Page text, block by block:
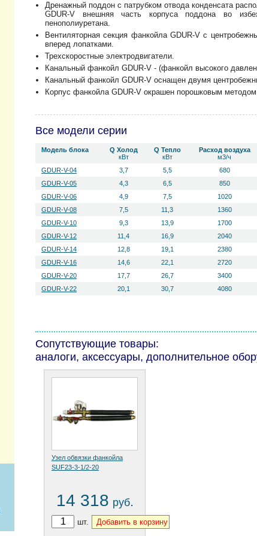
Дренажный поддон с патрубком отвода конденсата
GDUR-V внешняя часть корпуса поддона во
пенополиуретана.
Вентиляторная секция фанкойла GDUR-V с
вперед лопатками.
Трехскоростные электродвигатели.
Канальный фанкойл GDUR-V - (фанкойл высокого
Канальный фанкойл GDUR-V оснащен двумя
Корпус фанкойла GDUR-V окрашен порошковым
Все модели серии
Модель блока
Q Холод
кВт
Q Тепло
кВт
Расход воздуха
м3/ч
GDUR-V-04
3,7 5,5 680
GDUR-V-05
4,3 6,5 850
GDUR-V-06
4,9 7,5 1020
GDUR-V-08
7,5 11,3 1360
GDUR-V-10
9,3 13,9 1700
GDUR-V-12
11,4 16,9 2040
GDUR-V-14
12,8 19,1 2380
GDUR-V-16
14,6 22,1 2720
GDUR-V-20
17,7 26,7 3400
GDUR-V-22
20,1 30,7 4080
Сопутствующие товары:
аналоги, аксессуары, дополнительное
Узел обвязки фанкойла
SUF23-3-1/2-20
14 318 руб.
шт.